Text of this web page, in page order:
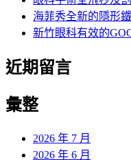
海菲秀全新的隱形
新竹眼科有效的
近期留言
彙整
2026 年 7 月
2026 年 6 月